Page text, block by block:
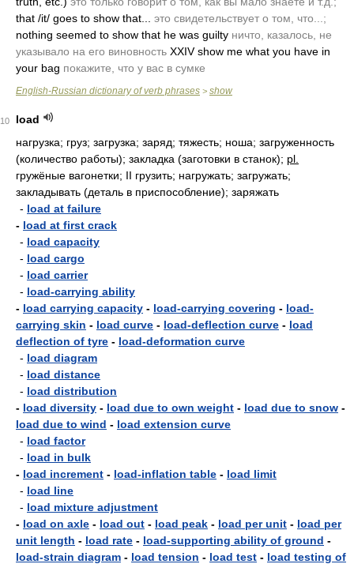
that /it/ goes to show that... это свидетельствует о том, что...;
nothing seemed to show that he was guilty ничто, казалось, не
указывало на его виновность XXIV show me what you have in
your bag покажите, что у вас в сумке
English-Russian dictionary of verb phrases > show
10
load
нагрузка; груз; загрузка; заряд; тяжесть; ноша; загруженность
(количество работы); закладка (заготовки в станок); pl.
гружёные вагонетки; II грузить; нагружать; загружать;
закладывать (деталь в приспособление); заряжать
- load at failure
- load at first crack
- load capacity
- load cargo
- load carrier
- load-carrying ability
- load carrying capacity - load-carrying covering - load-
carrying skin - load curve - load-deflection curve - load
deflection of tyre - load-deformation curve
- load diagram
- load distance
- load distribution
- load diversity - load due to own weight - load due to snow -
load due to wind - load extension curve
- load factor
- load in bulk
- load increment - load-inflation table - load limit
- load line
- load mixture adjustment
- load on axle - load out - load peak - load per unit - load per
unit length - load rate - load-supporting ability of ground -
load-strain diagram - load tension - load test - load testing of